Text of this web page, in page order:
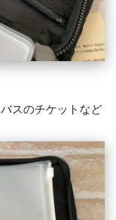
スのチケットなど